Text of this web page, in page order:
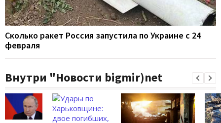
Сколько ракет Россия запустила по Украине с 24
февраля
Внутри "Новости bigmir)net